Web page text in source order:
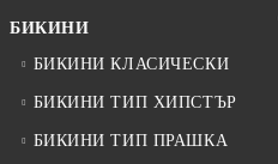
БИКИНИ
БИКИНИ КЛАСИЧЕСКИ
БИКИНИ ТИП ХИПСТЪР
БИКИНИ ТИП ПРАШКА